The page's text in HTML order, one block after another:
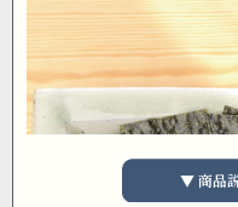
▼ 商品